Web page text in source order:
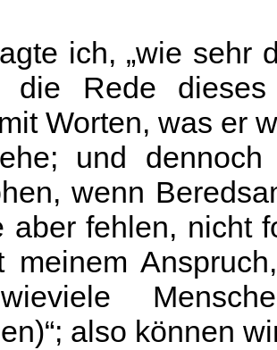
ich, „wie sehr
die Rede
Worten, was er
und
wenn
aber fehlen, nicht
meinem
also können